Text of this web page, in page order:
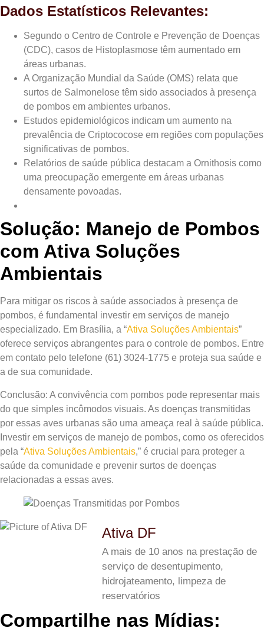
Dados Estatísticos Relevantes:
Segundo o Centro de Controle e Prevenção de Doenças
(CDC), casos de Histoplasmose têm aumentado em
áreas urbanas.
A Organização Mundial da Saúde (OMS) relata que
surtos de Salmonelose têm sido associados à presença
de pombos em ambientes urbanos.
Estudos epidemiológicos indicam um aumento na
prevalência de Criptococose em regiões com populações
significativas de pombos.
Relatórios de saúde pública destacam a Ornithosis como
uma preocupação emergente em áreas urbanas
densamente povoadas.
Solução: Manejo de Pombos
com Ativa Soluções
Ambientais
Para mitigar os riscos à saúde associados à presença de
pombos, é fundamental investir em serviços de manejo
especializado. Em Brasília, a “Ativa Soluções Ambientais”
oferece serviços abrangentes para o controle de pombos. Entre
em contato pelo telefone (61) 3024-1775 e proteja sua saúde e
a de sua comunidade.
Conclusão: A convivência com pombos pode representar mais
do que simples incômodos visuais. As doenças transmitidas
por essas aves urbanas são uma ameaça real à saúde pública.
Investir em serviços de manejo de pombos, como os oferecidos
pela “Ativa Soluções Ambientais,” é crucial para proteger a
saúde da comunidade e prevenir surtos de doenças
relacionadas a essas aves.
Ativa DF
A mais de 10 anos na prestação de
serviço de desentupimento,
hidrojateamento, limpeza de
reservatórios
Compartilhe nas Mídias: